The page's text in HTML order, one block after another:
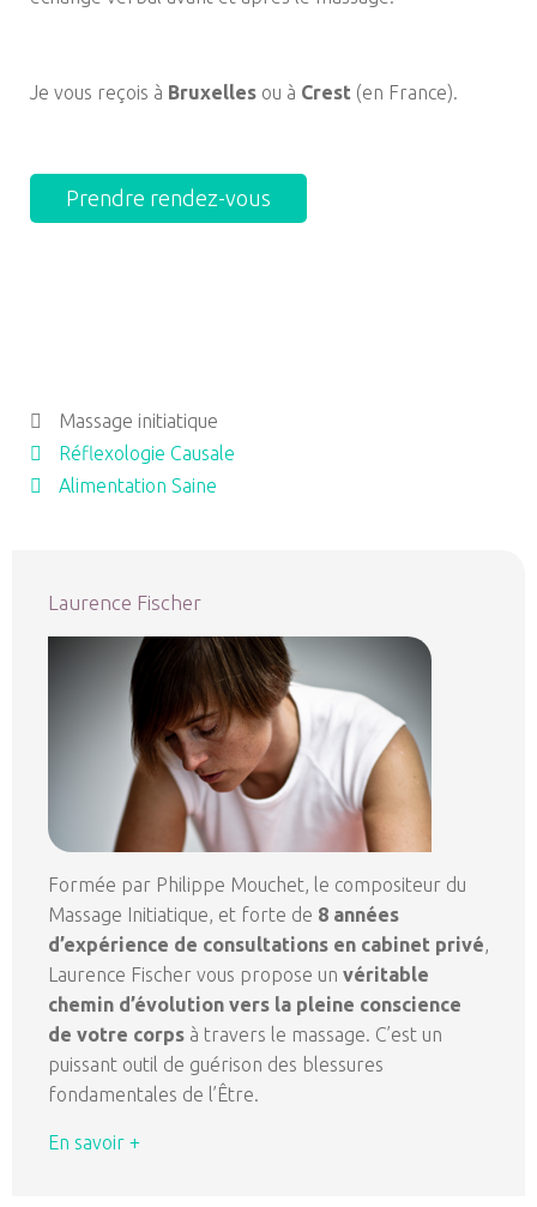
Je vous reçois à Bruxelles ou à Crest (en France).
Prendre rendez-vous
Massage initiatique
Réflexologie Causale
Alimentation Saine
Laurence Fischer
Formée par Philippe Mouchet, le compositeur du
Massage Initiatique, et forte de 8 années
d’expérience de consultations en cabinet privé,
Laurence Fischer vous propose un véritable
chemin d’évolution vers la pleine conscience
de votre corps à travers le massage. C’est un
puissant outil de guérison des blessures
fondamentales de l’Être.
En savoir +